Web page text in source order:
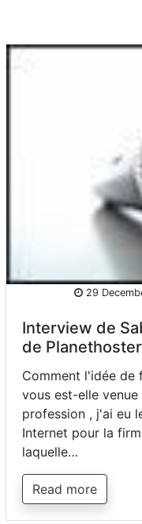
29
Interview de
de Planethoster
Comment l'idée de
vous est-elle
profession , j'ai eu
Internet pour la
laquelle…
Read more